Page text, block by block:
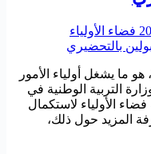
رابط نتائج التربية التحضيرية 2024-2025، هو ما يشغل أولياء الأمور
التربية الوطنية في
الأولياء لاستكمال
المزيد حول ذلك،